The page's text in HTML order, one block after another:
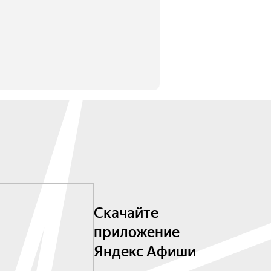
Скачайте
приложение
Яндекс Афиши